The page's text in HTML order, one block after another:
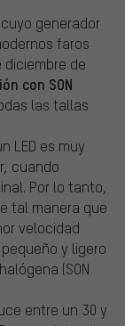
generador
faros
diciembre de
con SON
las tallas
LED es muy
cuando
Por lo tanto,
tal manera que
velocidad
y ligero
(SON
entre un 30 y